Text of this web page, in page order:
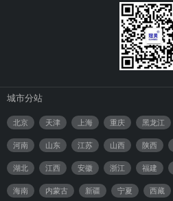
城市分站
北京 天津 上海 重庆 黑龙江
河南 山东 江苏 山西 陕西
湖北 江西 安徽 浙江 福建
海南 内蒙古 新疆 宁夏 西藏